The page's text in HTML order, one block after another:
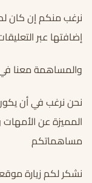
نرغب منكم إن كان
إضافتها عبر
والمساهمة معنا
نحن نرغب في أن
المميزة عن
مساهماتكم
نشكر لكم زيارة